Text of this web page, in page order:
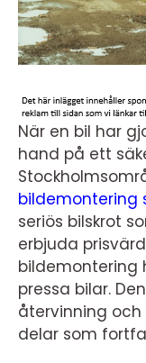
När en bil har
hand på ett
bildemontering
seriös bilskrot
erbjuda
bildemontering
pressa bilar.
återvinning
delar som